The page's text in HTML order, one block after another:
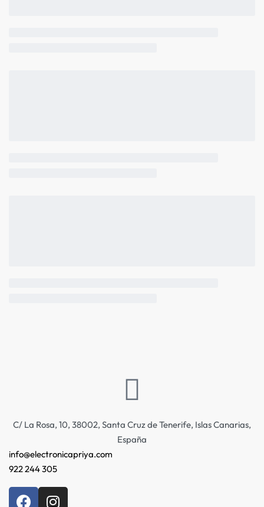
C/ La Rosa, 10, 38002, Santa Cruz de Tenerife, Islas Canarias,
España
info@electronicapriya.com
922 244 305